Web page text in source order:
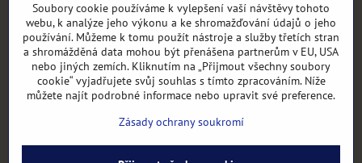
Kontakty
Objednávky
Vše k nákupu
Soubory cookie používáme k vylepšení vaší návštěvy tohoto
webu, k analýze jeho výkonu a ke shromažďování údajů o jeho
používání. Můžeme k tomu použít nástroje a služby třetích stran
a shromážděná data mohou být přenášena partnerům v EU, USA
nebo jiných zemích. Kliknutím na „Přijmout všechny soubory
cookie“ vyjadřujete svůj souhlas s tímto zpracováním. Níže
můžete najít podrobné informace nebo upravit své preference.
Zásady ochrany soukromí